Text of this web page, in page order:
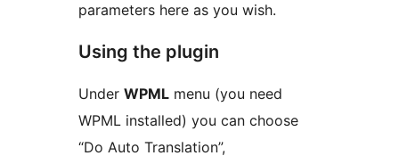
parameters here as you wish.
Using the plugin
Under WPML menu (you need
WPML installed) you can choose
“Do Auto Translation”,